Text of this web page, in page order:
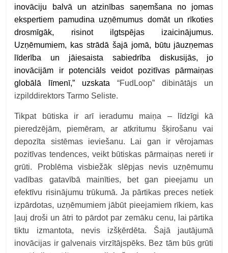
inovāciju balvā un atzinības saņemšana no jomas
ekspertiem pamudina uzņēmumus domāt un rīkoties
drosmīgāk, risinot ilgtspējas izaicinājumus.
Uzņēmumiem, kas strādā šajā jomā, būtu jāuzņemas
līderība un jāiesaista sabiedrība diskusijās, jo
inovācijām ir potenciāls veidot pozitīvas pārmaiņas
globālā līmenī,” uzskata“FudLoop” dibinātājs un
izpilddirektors Tarmo Seliste.
Tikpat būtiska ir arī ieradumu maiņa – līdzīgi kā
pieredzējām, piemēram, ar atkritumu šķirošanu vai
depozīta sistēmas ieviešanu. Lai gan ir vērojamas
pozitīvas tendences, veikt būtiskas pārmaiņas nereti ir
grūti. Problēma visbiežāk slēpjas nevis uzņēmumu
vadības gatavībā mainīties, bet gan pieejamu un
efektīvu risinājumu trūkumā. Ja pārtikas preces netiek
izpārdotas, uzņēmumiem jābūt pieejamiem rīkiem, kas
ļauj droši un ātri to pārdot par zemāku cenu, lai pārtika
tiktu izmantota, nevis izšķērdēta. Šajā jautājumā
inovācijas ir galvenais virzītājspēks. Bez tām būs grūti